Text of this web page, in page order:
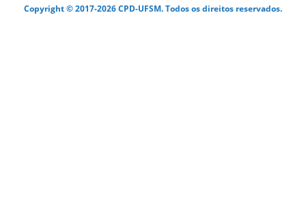
Copyright © 2017-2026 CPD-UFSM. Todos os direitos reservados.